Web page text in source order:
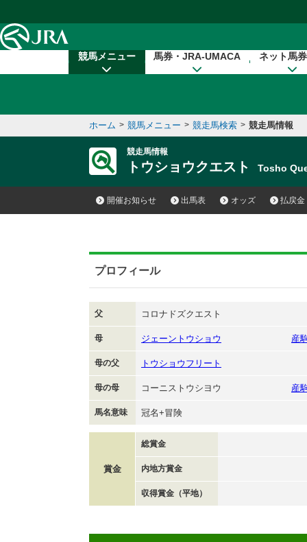
競馬メニュー 馬券・JRA-UMACA ネット馬
ホーム > 競馬メニュー > 競走馬検索 > 競走馬情報
競走馬情報
トウショウクエスト Tosho
開催お知らせ 出馬表 オッズ 払戻金
プロフィール
父 コロナドズクエスト
母 ジェーントウショウ 産
母の父 トウショウフリート
母の母 コーニストウシヨウ 産
馬名意味 冠名+冒険
賞金
総賞金
内地方賞金
収得賞金（平地）